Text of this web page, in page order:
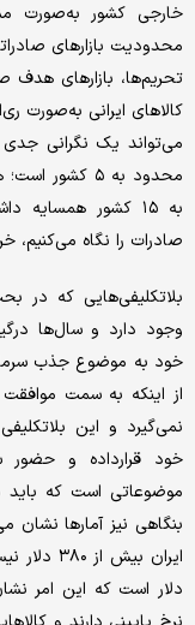
خارجی کشور به‌صورت
تحریم‌ها، بازارهای هدف
کالاهای ایرانی به‌صورت
می‌تواند یک نگرانی جدی
محدود به ۵
به ۱۵ کشور
صادرات را نگاه
بلاتکلیفی‌‌‌‌هایی که در
وجود دارد و سال‌ها
خود به موضوع جذب
از اینکه به سمت
نمی‌گیرد و این
خود قرارداده و حضور
موضوعاتی است که
بنگاهی نیز آمار‌ها
دلار است که این امر